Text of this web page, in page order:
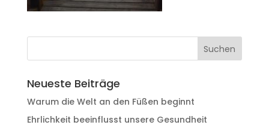
Neueste Beiträge
Warum die Welt an den Füßen beginnt
Ehrlichkeit beeinflusst unsere Gesundheit